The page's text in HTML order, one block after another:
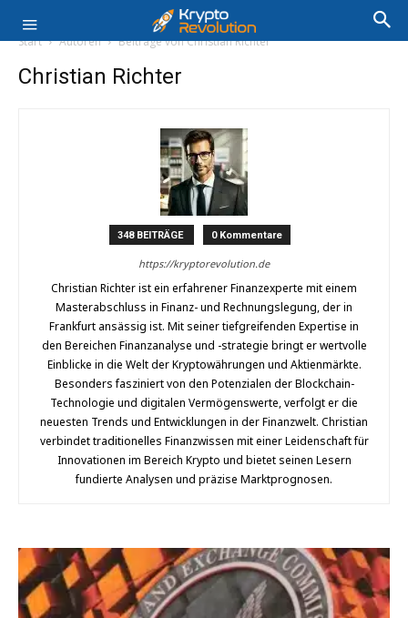
Start Autoren Beiträge von Christian Richter
Christian Richter
348 BEITRÄGE 0 Kommentare
https://kryptorevolution.de
Christian Richter ist ein erfahrener Finanzexperte mit einem
Masterabschluss in Finanz- und Rechnungslegung, der in
Frankfurt ansässig ist. Mit seiner tiefgreifenden Expertise in
den Bereichen Finanzanalyse und -strategie bringt er wertvolle
Einblicke in die Welt der Kryptowährungen und Aktienmärkte.
Besonders fasziniert von den Potenzialen der Blockchain-
Technologie und digitalen Vermögenswerte, verfolgt er die
neuesten Trends und Entwicklungen in der Finanzwelt. Christian
verbindet traditionelles Finanzwissen mit einer Leidenschaft für
Innovationen im Bereich Krypto und bietet seinen Lesern
fundierte Analysen und präzise Marktprognosen.